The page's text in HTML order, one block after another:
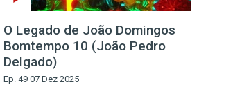
O Legado de João Domingos
Bomtempo 10 (João Pedro
Delgado)
Ep. 49 07 Dez 2025